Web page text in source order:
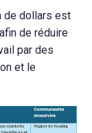
de dollars est
de réduire
par des
et le